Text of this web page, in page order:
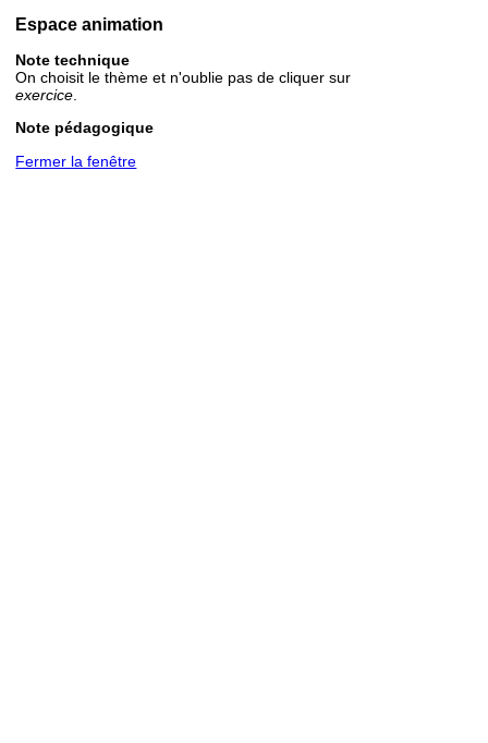
Espace animation
Note technique
On choisit le thème et n'oublie pas de cliquer sur
exercice
Note pédagogique
Fermer la fenêtre